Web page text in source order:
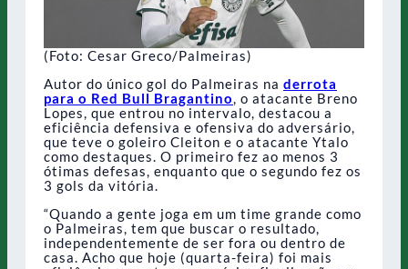
(Foto: Cesar Greco/Palmeiras)
Autor do único gol do Palmeiras na derrota
para o Red Bull Bragantino, o atacante Breno
Lopes, que entrou no intervalo, destacou a
eficiência defensiva e ofensiva do adversário,
que teve o goleiro Cleiton e o atacante Ytalo
como destaques. O primeiro fez ao menos 3
ótimas defesas, enquanto que o segundo fez os
3 gols da vitória.
“Quando a gente joga em um time grande como
o Palmeiras, tem que buscar o resultado,
independentemente de ser fora ou dentro de
casa. Acho que hoje (quarta-feira) foi mais